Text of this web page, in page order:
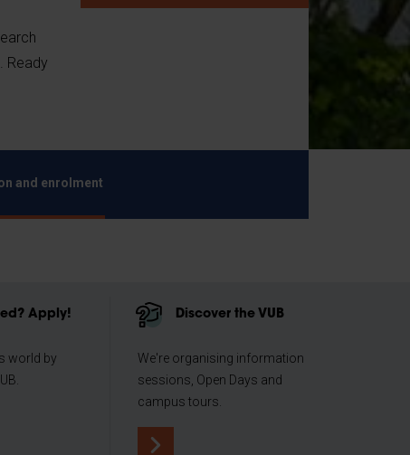
Ready
and enrolment
Apply!
world by
Discover the VUB
We're organising information
sessions, Open Days and
campus tours.